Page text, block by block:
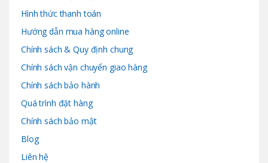
Hình thức thanh toán
Hướng dẫn mua hàng online
Chính sách & Quy định chung
Chính sách vận chuyển giao hàng
Chính sách bảo hành
Quá trình đặt hàng
Chính sách bảo mật
Blog
Liên hệ